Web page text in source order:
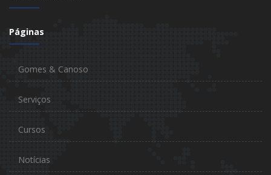
Páginas
Gomes & Canoso
Serviços
Cursos
Notícias